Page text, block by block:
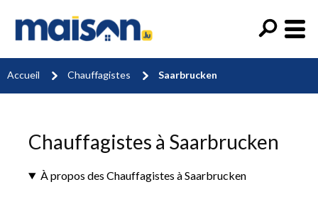
Accueil Chauffagistes Saarbrucken
Chauffagistes à Saarbrucken
À propos des Chauffagistes à Saarbrucken